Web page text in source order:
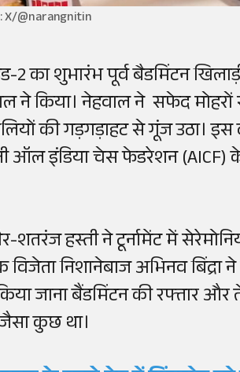
X/@narangnitin
का शुभारंभ पूर्व बैडमिंटन
ने किया। नेहवाल ने सफेद
की गड़गड़ाहट से गूंज उठा। इस
ऑल इंडिया चेस फेडरेशन (AICF)
शतरंज हस्ती ने टूर्नामेंट में
निशानेबाज अभिनव बिंद्रा ने
जाना बैंडमिंटन की रफ्तार और
कुछ था।